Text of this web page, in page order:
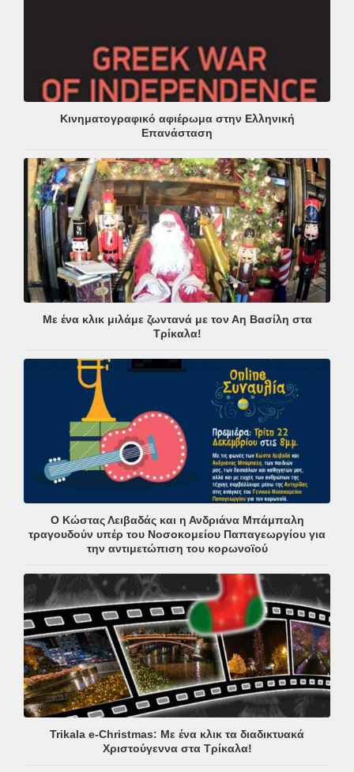
Κινηματογραφικό αφιέρωμα στην Ελληνική
Επανάσταση
Με ένα κλικ μιλάμε ζωντανά με τον Αη Βασίλη στα
Τρίκαλα!
Ο Κώστας Λειβαδάς και η Ανδριάνα Μπάμπαλη
τραγουδούν υπέρ του Νοσοκομείου Παπαγεωργίου για
την αντιμετώπιση του κορωνοϊού
Trikala e-Christmas: Με ένα κλικ τα διαδικτυακά
Χριστούγεννα στα Τρίκαλα!